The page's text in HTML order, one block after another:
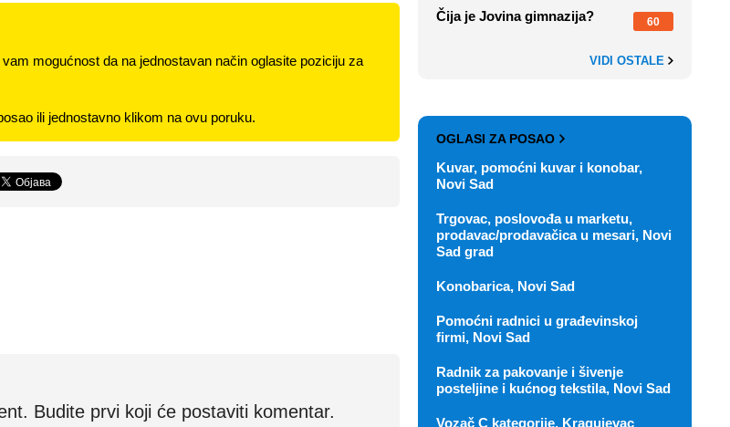
mogućnost da na jednostavan način oglasite poziciju za
ili jednostavno klikom na ovu poruku.
Budite prvi koji će postaviti komentar.
Čija je Jovina gimnazija? 60
VIDI OSTALE
OGLASI ZA POSAO
Kuvar, pomoćni kuvar i konobar,
Novi Sad
Trgovac, poslovođa u marketu,
prodavac/prodavačica u mesari, Novi
Sad grad
Konobarica, Novi Sad
Pomoćni radnici u građevinskoj
firmi, Novi Sad
Radnik za pakovanje i šivenje
posteljine i kućnog tekstila, Novi Sad
Vozač C kategorije, Kragujevac